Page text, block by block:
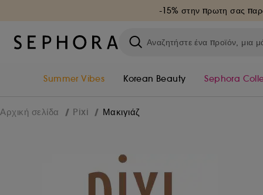
-15% στην πρωτη σας
Summer Vibes Korean Beauty Sephora
Αρχική σελίδα Pixi Μακιγιάζ